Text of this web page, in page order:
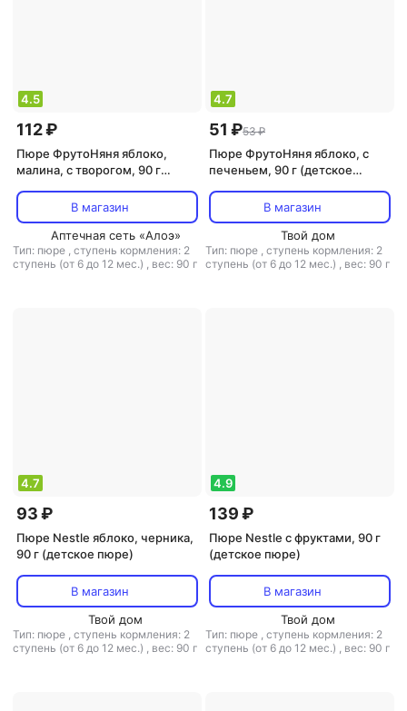
4.5
112 ₽
Пюре ФрутоНяня яблоко,
малина, с творогом, 90 г
В магазин
Аптечная сеть «Алоэ»
Тип: пюре , ступень кормления: 2
ступень (от 6 до 12 мес.) , вес: 90 г
4.7
51 ₽53 ₽
Пюре ФрутоНяня яблоко, с
печеньем, 90 г (детское
В магазин
Твой дом
Тип: пюре , ступень кормления: 2
ступень (от 6 до 12 мес.) , вес: 90 г
4.7
93 ₽
Пюре Nestle яблоко, черника,
90 г (детское пюре)
В магазин
Твой дом
Тип: пюре , ступень кормления: 2
ступень (от 6 до 12 мес.) , вес: 90 г
4.9
139 ₽
Пюре Nestle с фруктами, 90 г
(детское пюре)
В магазин
Твой дом
Тип: пюре , ступень кормления: 2
ступень (от 6 до 12 мес.) , вес: 90 г